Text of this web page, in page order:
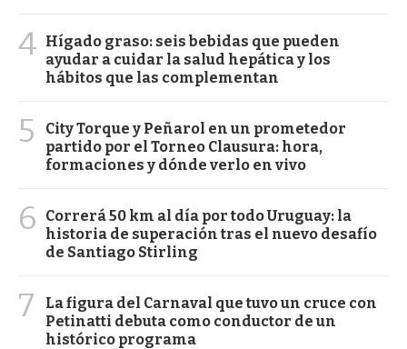
4 Hígado graso: seis bebidas que pueden
ayudar a cuidar la salud hepática y los
hábitos que las complementan
5
City Torque y Peñarol en un prometedor
partido por el Torneo Clausura: hora,
formaciones y dónde verlo en vivo
6
Correrá 50 km al día por todo Uruguay: la
historia de superación tras el nuevo desafío
de Santiago Stirling
7
La figura del Carnaval que tuvo un cruce con
Petinatti debuta como conductor de un
histórico programa